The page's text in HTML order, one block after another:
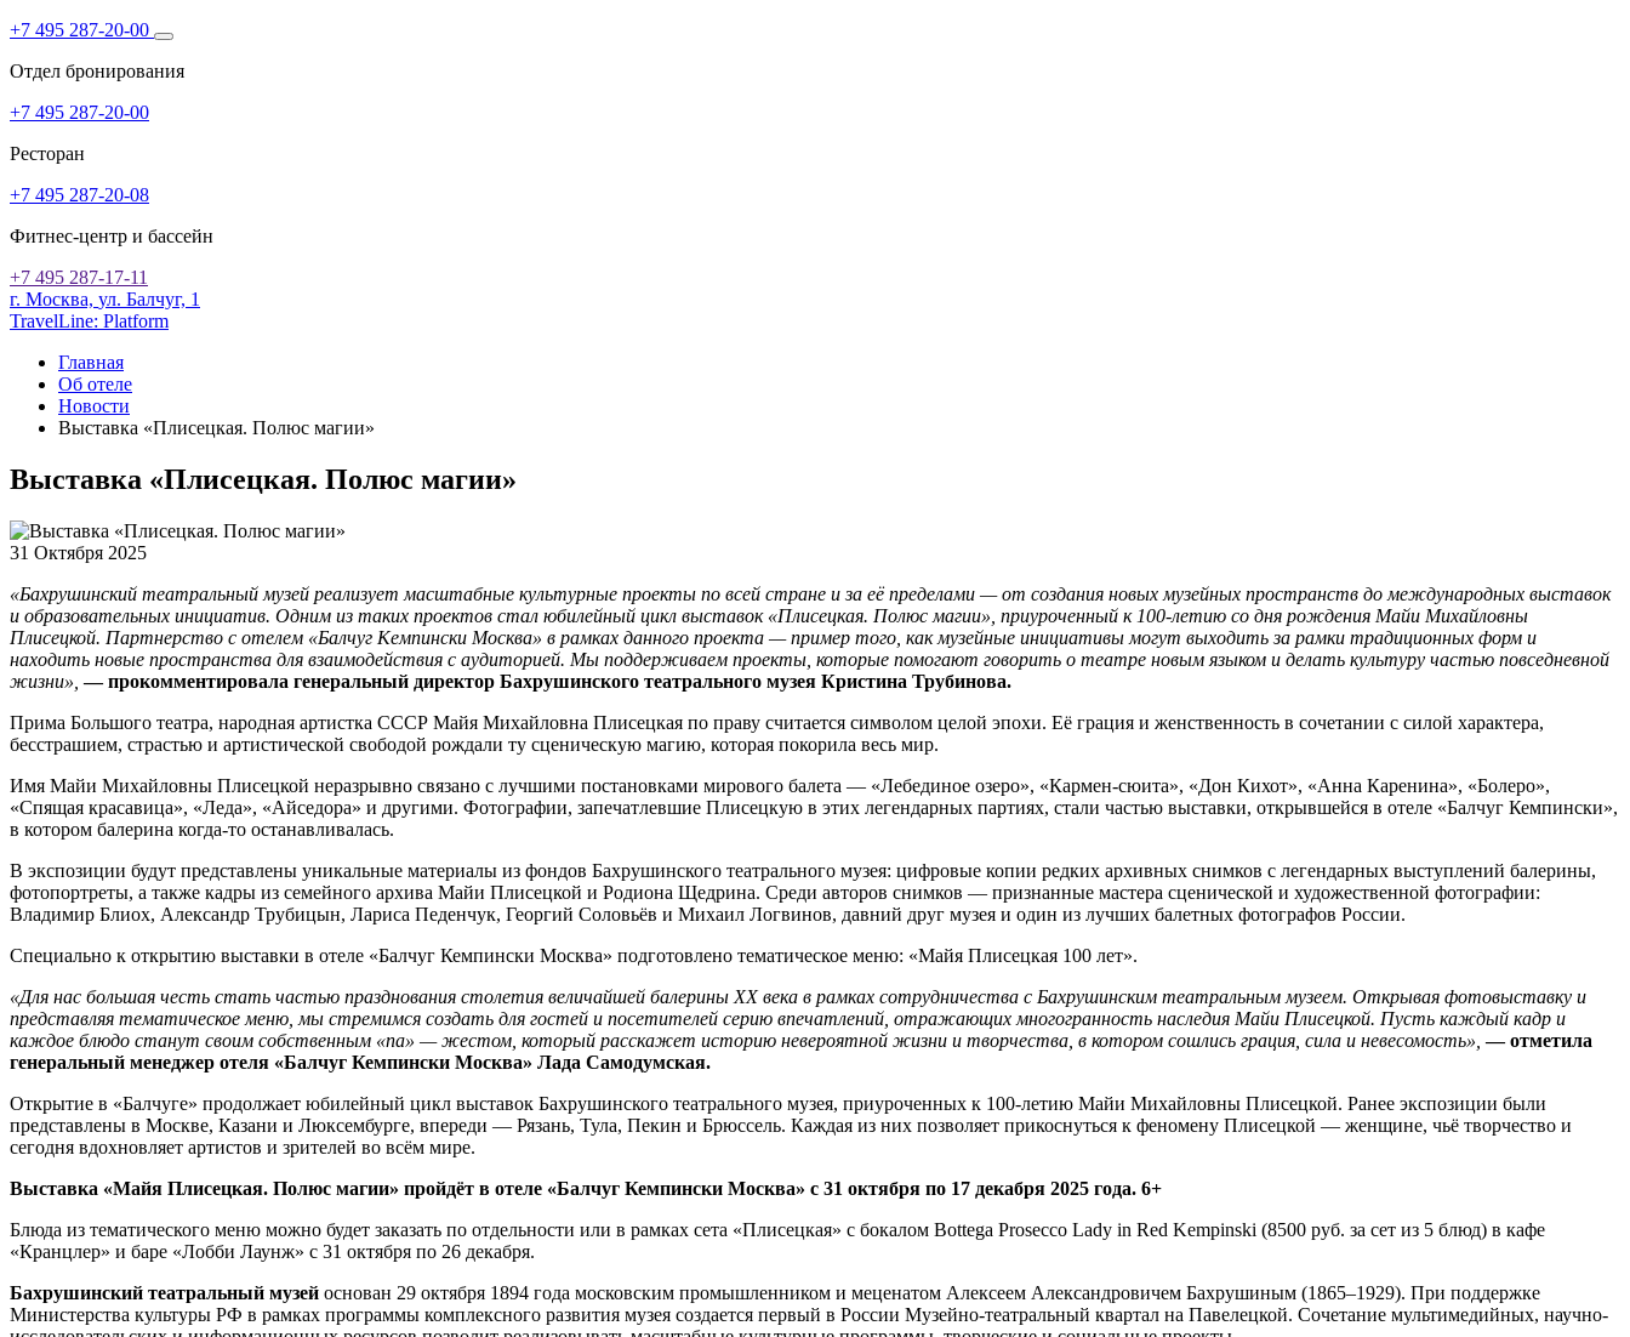
+7 495 287-20-00
Отдел бронирования
+7 495 287-20-00
Ресторан
+7 495 287-20-08
Фитнес-центр и бассейн
+7 495 287-17-11
г. Москва, ул. Балчуг, 1
TravelLine: Platform
Главная
Об отеле
Новости
Выставка «Плисецкая. Полюс магии»
Выставка «Плисецкая. Полюс магии»
31 Октября 2025
«Бахрушинский театральный музей реализует масштабные культурные проекты по всей стране и за её пределами — от создания новых музейных пространств до международных выставок
и образовательных инициатив. Одним из таких проектов стал юбилейный цикл выставок «Плисецкая. Полюс магии», приуроченный к 100-летию со дня рождения Майи Михайловны
Плисецкой. Партнерство с отелем «Балчуг Кемпински Москва» в рамках данного проекта — пример того, как музейные инициативы могут выходить за рамки традиционных форм и
находить новые пространства для взаимодействия с аудиторией. Мы поддерживаем проекты, которые помогают говорить о театре новым языком и делать культуру частью повседневной
жизни»,— прокомментировала генеральный директор Бахрушинского театрального музея Кристина Трубинова.
Прима Большого театра, народная артистка СССР Майя Михайловна Плисецкая по праву считается символом целой эпохи. Её грация и женственность в сочетании с силой характера,
бесстрашием, страстью и артистической свободой рождали ту сценическую магию, которая покорила весь мир.
Имя Майи Михайловны Плисецкой неразрывно связано с лучшими постановками мирового балета — «Лебединое озеро», «Кармен-сюита», «Дон Кихот», «Анна Каренина», «Болеро»,
«Спящая красавица», «Леда», «Айседора» и другими. Фотографии, запечатлевшие Плисецкую в этих легендарных партиях, стали частью выставки, открывшейся в отеле «Балчуг Кемпински»,
в котором балерина когда-то останавливалась.
В экспозиции будут представлены уникальные материалы из фондов Бахрушинского театрального музея: цифровые копии редких архивных снимков с легендарных выступлений балерины,
фотопортреты, а также кадры из семейного архива Майи Плисецкой и Родиона Щедрина. Среди авторов снимков — признанные мастера сценической и художественной фотографии:
Владимир Блиох, Александр Трубицын, Лариса Педенчук, Георгий Соловьёв и Михаил Логвинов, давний друг музея и один из лучших балетных фотографов России.
Специально к открытию выставки в отеле «Балчуг Кемпински Москва» подготовлено тематическое меню: «Майя Плисецкая 100 лет».
«Для нас большая честь стать частью празднования столетия величайшей балерины XX века в рамках сотрудничества с Бахрушинским театральным музеем. Открывая фотовыставку и
представляя тематическое меню, мы стремимся создать для гостей и посетителей серию впечатлений, отражающих многогранность наследия Майи Плисецкой. Пусть каждый кадр и
каждое блюдо станут своим собственным «па» — жестом, который расскажет историю невероятной жизни и творчества, в котором сошлись грация, сила и невесомость», — отметила
генеральный менеджер отеля «Балчуг Кемпински Москва» Лада Самодумская.
Открытие в «Балчуге» продолжает юбилейный цикл выставок Бахрушинского театрального музея, приуроченных к 100-летию Майи Михайловны Плисецкой. Ранее экспозиции были
представлены в Москве, Казани и Люксембурге, впереди — Рязань, Тула, Пекин и Брюссель. Каждая из них позволяет прикоснуться к феномену Плисецкой — женщине, чьё творчество и
сегодня вдохновляет артистов и зрителей во всём мире.
Выставка «Майя Плисецкая. Полюс магии» пройдёт в отеле «Балчуг Кемпински Москва» с 31 октября по 17 декабря 2025 года. 6+
Блюда из тематического меню можно будет заказать по отдельности или в рамках сета «Плисецкая» с бокалом Bottega Prosecco Lady in Red Kempinski (8500 руб. за сет из 5 блюд) в кафе
«Кранцлер» и баре «Лобби Лаунж» с 31 октября по 26 декабря.
Бахрушинский театральный музей основан 29 октября 1894 года московским промышленником и меценатом Алексеем Александровичем Бахрушиным (1865–1929). При поддержке
Министерства культуры РФ в рамках программы комплексного развития музея создается первый в России Музейно-театральный квартал на Павелецкой. Сочетание мультимедийных, научно-